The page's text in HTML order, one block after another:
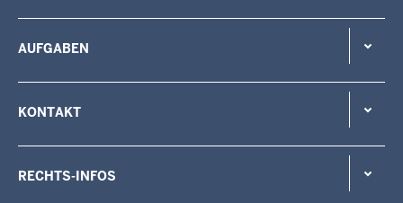
AUFGABEN
KONTAKT
RECHTS-INFOS